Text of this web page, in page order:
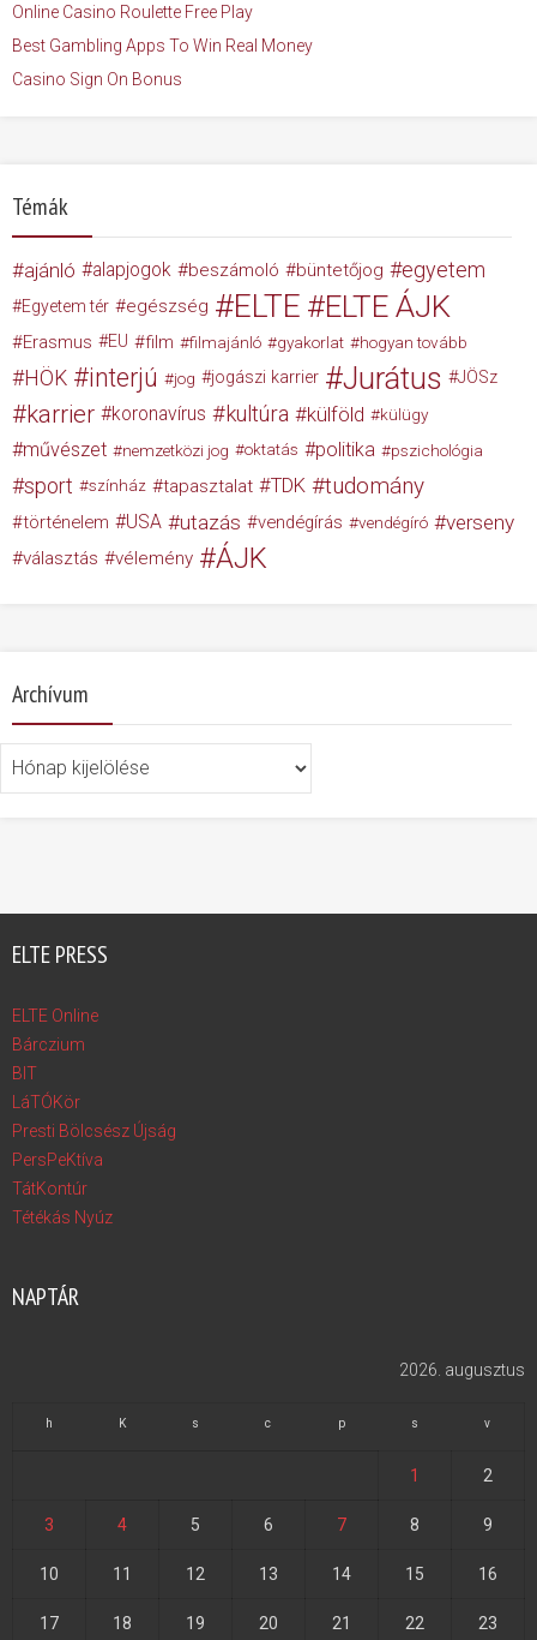
Online Casino Roulette Free Play
Best Gambling Apps To Win Real Money
Casino Sign On Bonus
Témák
ajánló alapjogok beszámoló büntetőjog egyetem
Egyetem tér egészség ELTE ELTE ÁJK
Erasmus EU film filmajánló gyakorlat hogyan tovább
HÖK interjú jog jogászi karrier Jurátus JÖSz
karrier koronavírus kultúra külföld külügy
művészet nemzetközi jog oktatás politika pszichológia
sport színház tapasztalat TDK tudomány
történelem USA utazás vendégírás vendégíró verseny
választás vélemény ÁJK
Archívum
Archívum
ELTE PRESS
ELTE Online
Bárczium
BIT
LáTÓKör
Presti Bölcsész Újság
PersPeKtíva
TátKontúr
Tétékás Nyúz
NAPTÁR
2026. augusztus
h K s c p s v
1 2
3 4 5 6 7 8 9
10 11 12 13 14 15 16
17 18 19 20 21 22 23